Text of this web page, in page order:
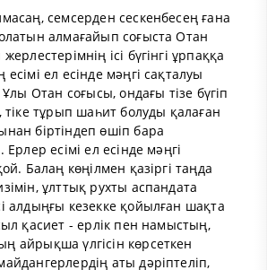
семсерден сескенбесең ғана
алмағайып соғыста Отан
ісі бүгінгі ұрпаққа
ел есінде мәңгі сақталуы
Отан соғысы, ондағы тізе бүгіп
тіке тұрып шаһит болуды қалаған
біртіндеп өшіп бара
есімі ел есінде мәңгі
Балаң көңілмен қазіргі таңда
ұлттық рухты аспандата
алдыңғы кезекке қойылған шақта
қасиет - ерлік пен намыстың,
айрықша үлгісін көрсеткен
аты дәріптеліп,